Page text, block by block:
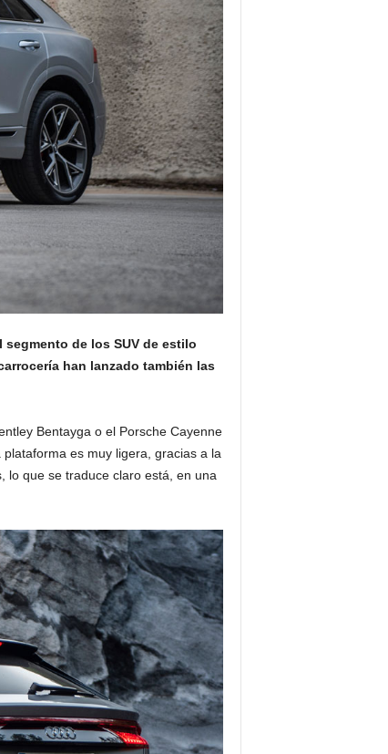
de los SUV de estilo
han lanzado también las
Bentayga o el Porsche Cayenne
es muy ligera, gracias a la
lo que se traduce claro está, en una